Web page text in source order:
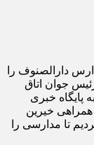
دارالصنوف را
جوان اتاق
پایگاه خبری
همراهی خیرین
تا مدارسی را